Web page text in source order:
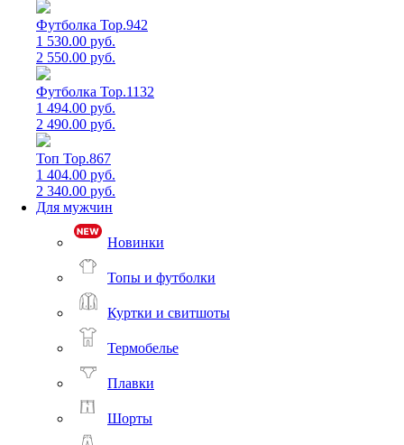
Футболка Top.942
1 530.00 руб.
2 550.00 руб.
Футболка Top.1132
1 494.00 руб.
2 490.00 руб.
Топ Top.867
1 404.00 руб.
2 340.00 руб.
Для мужчин
Новинки
Топы и футболки
Куртки и свитшоты
Термобелье
Плавки
Шорты